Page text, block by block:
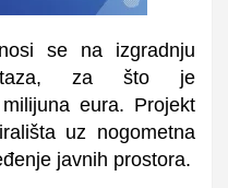
se na izgradnju
staza, za što je
eura. Projekt
uz nogometna
javnih prostora.